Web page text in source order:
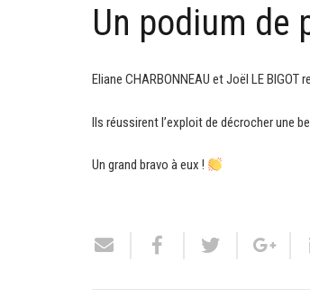
Un podium de
Eliane CHARBONNEAU et Joël LE
Ils réussirent l’exploit de décrocher une
Un grand bravo à eux !